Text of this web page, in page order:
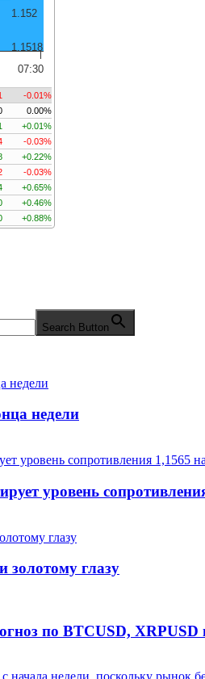
07:30
1.1518
1.152
-0.01%
0.00%
+0.01%
-0.03%
+0.22%
-0.03%
+0.65%
+0.46%
+0.88%
Search Button
недели
уровень
золотому глазу
по BTCUSD, XRPUSD